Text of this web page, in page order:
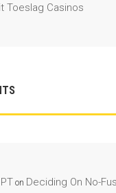
Toeslag Casinos
on Deciding On No-